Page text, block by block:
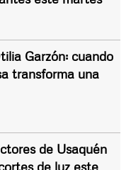
Garzón: cuando
transforma una
de Usaquén
de luz este